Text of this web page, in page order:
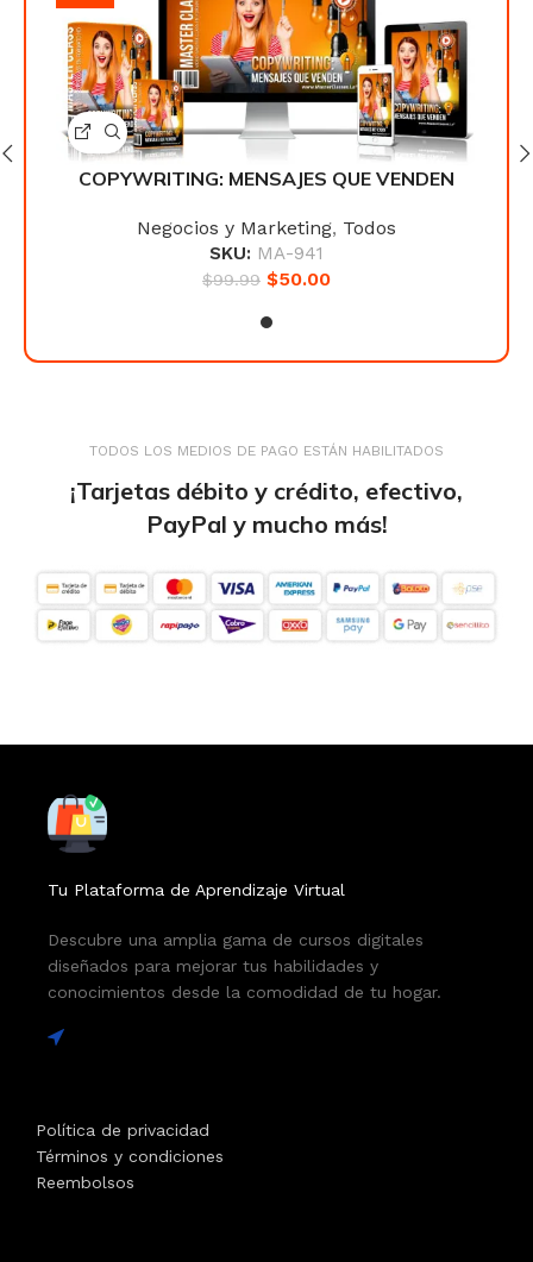
COPYWRITING: MENSAJES QUE VENDEN
Negocios y Marketing, Todos
SKU: MA-941
$99.99 $50.00
TODOS LOS MEDIOS DE PAGO ESTÁN HABILITADOS
¡Tarjetas débito y crédito, efectivo,
PayPal y mucho más!
Tu Plataforma de Aprendizaje Virtual
Descubre una amplia gama de cursos digitales
diseñados para mejorar tus habilidades y
conocimientos desde la comodidad de tu hogar.
Política de privacidad
Términos y condiciones
Reembolsos